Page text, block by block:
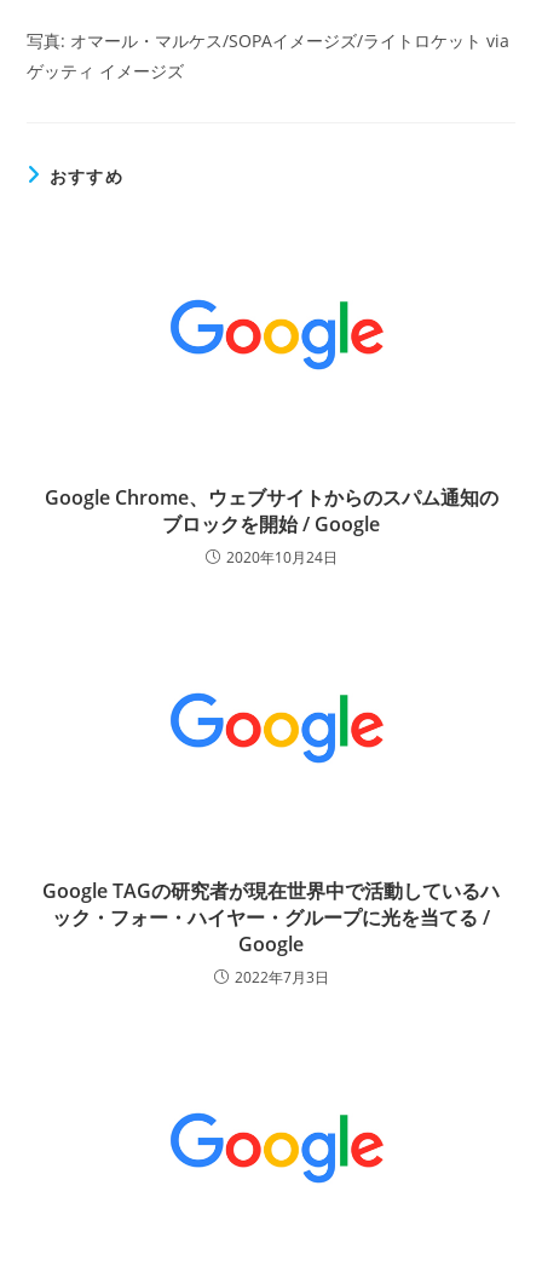
写真: オマール・マルケス/SOPAイメージズ/ライトロケット via
ゲッティ イメージズ
おすすめ
Google Chrome、ウェブサイトからのスパム通知の
ブロックを開始 / Google
2020年10月24日
Google TAGの研究者が現在世界中で活動しているハ
ック・フォー・ハイヤー・グループに光を当てる /
Google
2022年7月3日